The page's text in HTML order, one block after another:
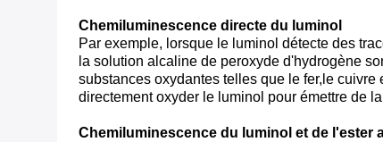
Chemiluminescence directe du luminol
Par exemple, lorsque le luminol détecte des
la solution alcaline de peroxyde d'hydrogène
substances oxydantes telles que le fer,le
directement oxyder le luminol pour émettre de
Chemiluminescence du luminol et de l'ester